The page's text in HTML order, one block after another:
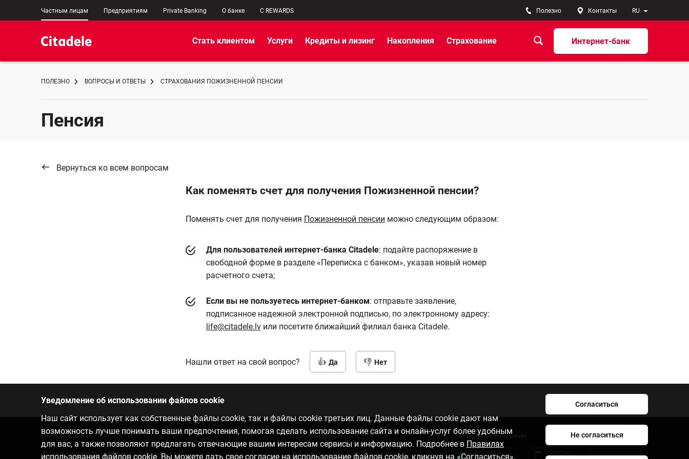
Частным лицам Предприятиям Private Banking О банке C REWARDS RU
Полезно Контакты
Интернет-банк
Стать клиентом Услуги Кредиты и лизинг Накопления Страхование
ПОЛЕЗНО ВОПРОСЫ И ОТВЕТЫ СТРАХОВАНИЯ ПОЖИЗНЕННОЙ ПЕНСИИ
Пенсия
Вернуться ко всем вопросам
Как поменять счет для получения Пожизненной пенсии?
Поменять счет для получения Пожизненной пенсии можно следующим образом:
Для пользователей интернет-банка Citadele: подайте распоряжение в
свободной форме в разделе «Переписка с банком», указав новый номер
расчетного счета;
Если вы не пользуетесь интернет-банком: отправьте заявление,
подписанное надежной электронной подписью, по электронному адресу:
life@citadele.lv или посетите ближайший филиал банка Citadele.
Нашли ответ на свой вопрос? Да Нет
Уведомление об использовании файлов cookie
Наш сайт использует как собственные файлы cookie, так и файлы cookie третьих лиц. Данные файлы cookie дают нам
возможность лучше понимать ваши предпочтения, помогая сделать использование сайта и онлайн-услуг более удобным
для вас, а также позволяют предлагать отвечающие вашим интересам сервисы и информацию. Подробнее в Правилах
использования файлов cookie. Вы можете дать свое согласие на использование файлов cookie, кликнув на «Согласиться»,
Согласиться
Не согласиться
Связаться с нами
6701 0000 info@citadele.lv
Следите за новостями Установить приложение